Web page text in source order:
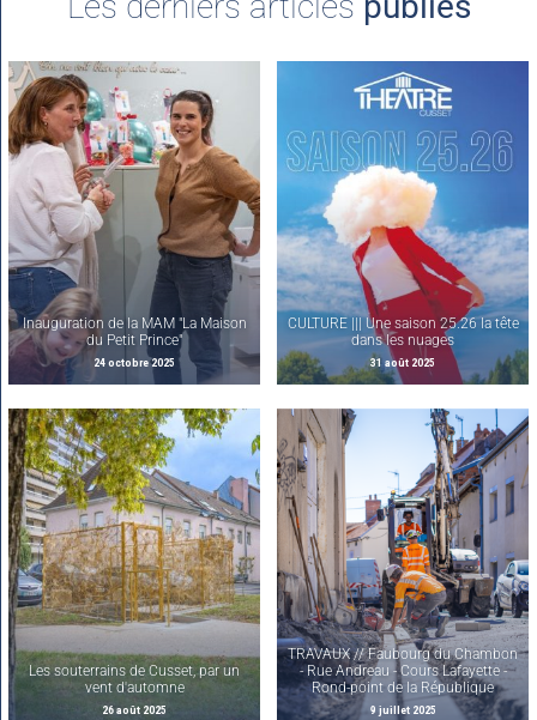
Inauguration de la MAM "La Maison
du Petit Prince"
24 octobre 2025
CULTURE ||| Une saison 25.26 la tête
dans les nuages
31 août 2025
Les souterrains de Cusset, par un
vent d'automne
26 août 2025
TRAVAUX // Faubourg du Chambon
- Rue Andreau - Cours Lafayette -
Rond-point de la République
9 juillet 2025